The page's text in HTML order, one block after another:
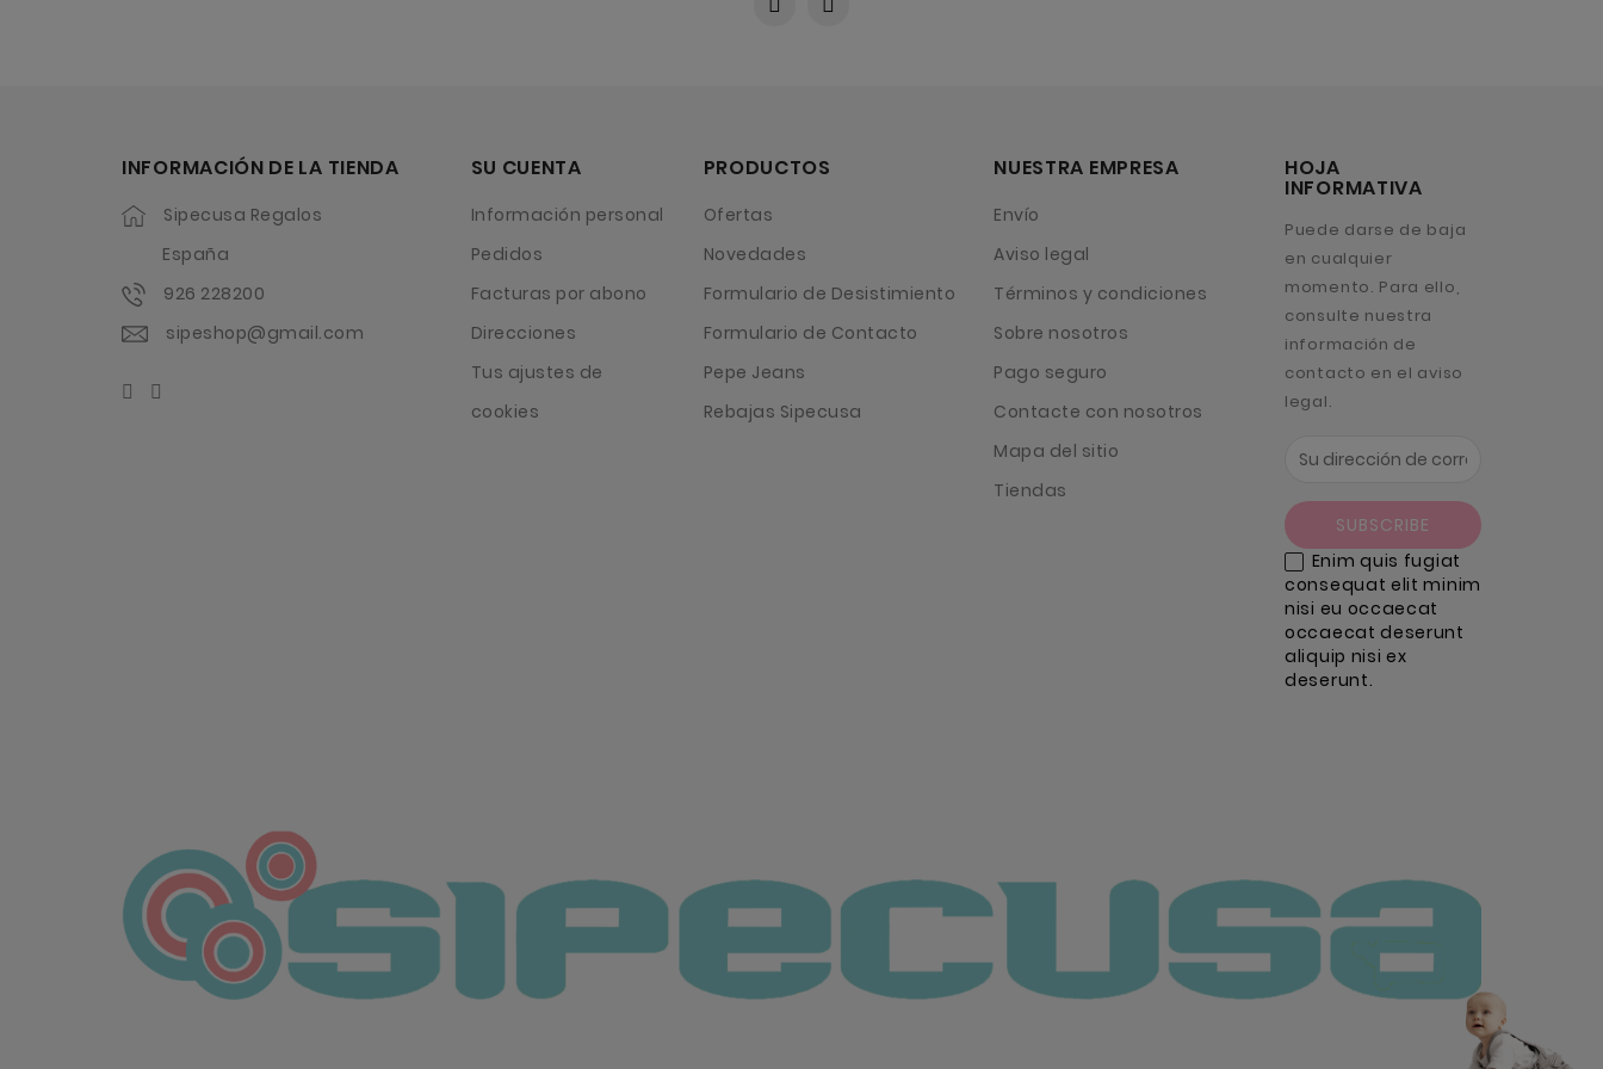
INFORMACIÓN DE LA TIENDA
Sipecusa Regalos
España
926 228200
sipeshop@gmail.com
SU CUENTA
Información personal
Pedidos
Facturas por abono
Direcciones
Tus ajustes de
cookies
PRODUCTOS
Ofertas
Novedades
Formulario de Desistimiento
Formulario de Contacto
Pepe Jeans
Rebajas Sipecusa
NUESTRA EMPRESA
Envío
Aviso legal
Términos y condiciones
Sobre nosotros
Pago seguro
Contacte con nosotros
Mapa del sitio
Tiendas
HOJA
INFORMATIVA
Puede darse de baja
en cualquier
momento. Para ello,
consulte nuestra
información de
contacto en el aviso
legal.
Enim quis fugiat
consequat elit minim
nisi eu occaecat
occaecat deserunt
aliquip nisi ex
deserunt.